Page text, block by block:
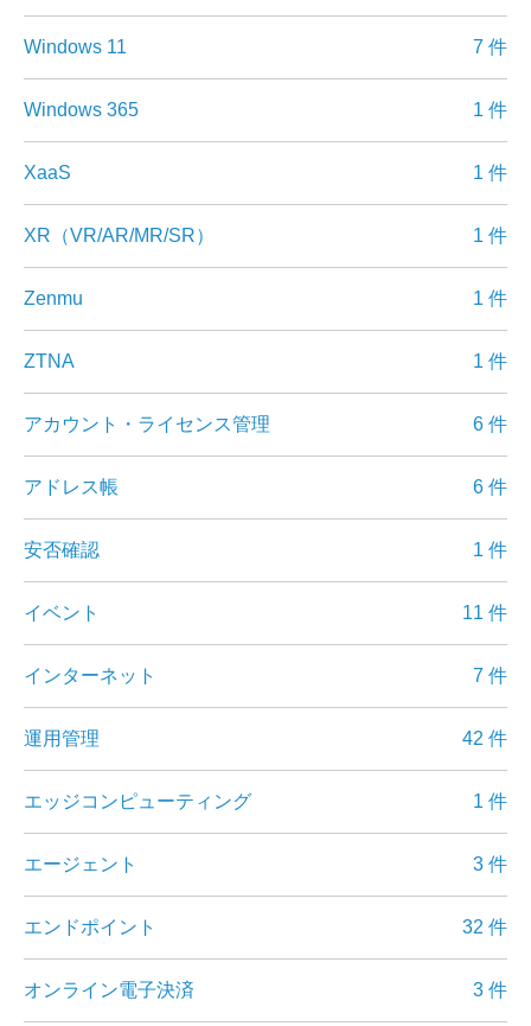
Windows 11 7 件
Windows 365 1 件
XaaS 1 件
XR（VR/AR/MR/SR） 1 件
Zenmu 1 件
ZTNA 1 件
アカウント・ライセンス管理 6 件
アドレス帳 6 件
安否確認 1 件
イベント 11 件
インターネット 7 件
運用管理 42 件
エッジコンピューティング 1 件
エージェント 3 件
エンドポイント 32 件
オンライン電子決済 3 件